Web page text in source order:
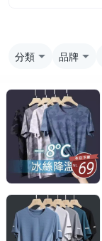
分類 品牌